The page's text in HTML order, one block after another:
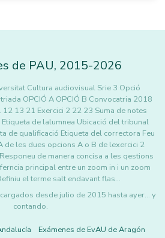
de PAU, 2015-2026
Cultura audiovisual Srie 3 Opció
OPCIÓ A OPCIÓ B Convocatria 2018
12 13 21 Exercici 2 22 23 Suma de notes
de lalumnea Ubicació del tribunal
de qualificació Etiqueta del correctora Feu
de les dues opcions A o B de lexercici 2
de manera concisa a les qestions
principal entre un zoom in i un zoom
el terme salt endavant flas…
desde julio de 2015 hasta ayer... y
contando.
Exámenes de EvAU de Aragón